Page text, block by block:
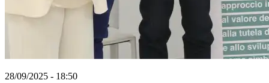
28/09/2025 - 18:50